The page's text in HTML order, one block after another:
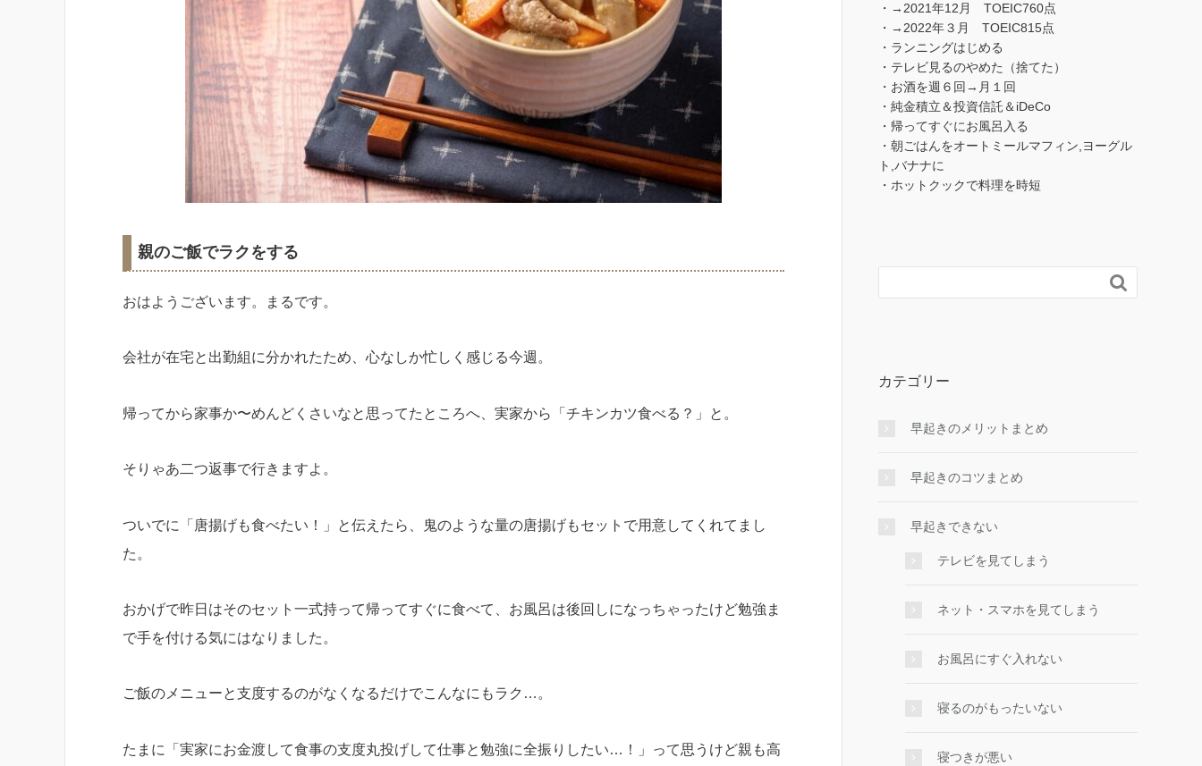
親のご飯でラクをする
おはようございます。まるです。
会社が在宅と出勤組に分かれたため、心なしか忙しく感じる今週。
帰ってから家事か〜めんどくさいなと思ってたところへ、実家から「チキンカツ食べる？」と。
そりゃあ二つ返事で行きますよ。
ついでに「唐揚げも食べたい！」と伝えたら、鬼のような量の唐揚げもセットで用意してくれてまし
た。
おかげで昨日はそのセット一式持って帰ってすぐに食べて、お風呂は後回しになっちゃったけど勉強ま
で手を付ける気にはなりました。
ご飯のメニューと支度するのがなくなるだけでこんなにもラク…。
たまに「実家にお金渡して食事の支度丸投げして仕事と勉強に全振りしたい…！」って思うけど親も高
・→2021年12月 TOEIC760点
・→2022年３月 TOEIC815点
・ランニングはじめる
・テレビ見るのやめた（捨てた）
・お酒を週６回→月１回
・純金積立＆投資信託＆iDeCo
・帰ってすぐにお風呂入る
・朝ごはんをオートミールマフィン,ヨーグル
ト,バナナに
・ホットクックで料理を時短

カテゴリー
早起きのメリットまとめ
早起きのコツまとめ
早起きできない
テレビを見てしまう
ネット・スマホを見てしまう
お風呂にすぐ入れない
寝るのがもったいない
寝つきが悪い